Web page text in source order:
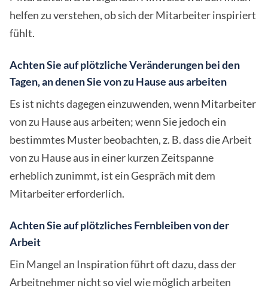
helfen zu verstehen, ob sich der Mitarbeiter inspiriert
fühlt.
Achten Sie auf plötzliche Veränderungen bei den
Tagen, an denen Sie von zu Hause aus arbeiten
Es ist nichts dagegen einzuwenden, wenn Mitarbeiter
von zu Hause aus arbeiten; wenn Sie jedoch ein
bestimmtes Muster beobachten, z. B. dass die Arbeit
von zu Hause aus in einer kurzen Zeitspanne
erheblich zunimmt, ist ein Gespräch mit dem
Mitarbeiter erforderlich.
Achten Sie auf plötzliches Fernbleiben von der
Arbeit
Ein Mangel an Inspiration führt oft dazu, dass der
Arbeitnehmer nicht so viel wie möglich arbeiten